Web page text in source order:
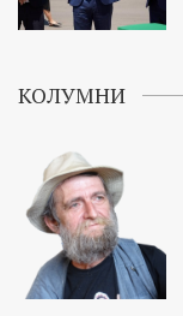
КОЛУМНИ